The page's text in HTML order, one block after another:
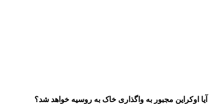
آیا اوکراین مجبور به واگذاری خاک به روسیه خواهد شد؟